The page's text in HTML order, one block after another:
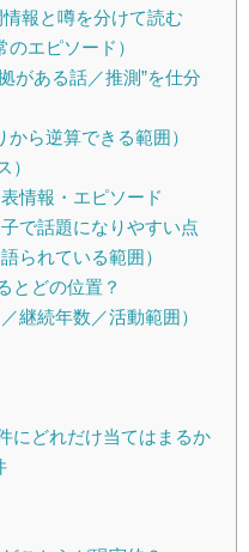
報と噂を分けて読む
エピソード）
がある話／推測”を仕分
ら逆算できる範囲）
）
情報・エピソード
で話題になりやすい点
られている範囲）
とどの位置？
継続年数／活動範囲）
にどれだけ当てはまるか